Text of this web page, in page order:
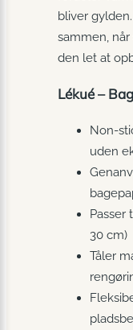
bliver
sammen,
den let at
Lékué –
Non-
uden
Passer
30 cm)
Tåler